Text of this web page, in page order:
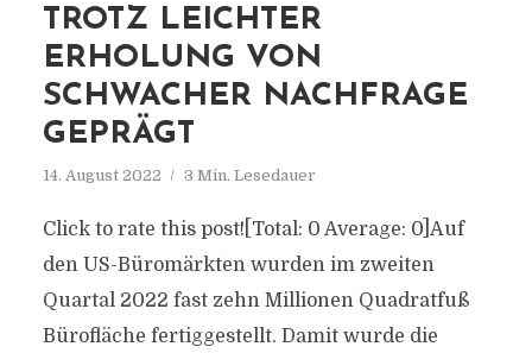
TROTZ LEICHTER
ERHOLUNG VON
SCHWACHER NACHFRAGE
GEPRÄGT
14. August 2022 3 Min. Lesedauer
Click to rate this post![Total: 0 Average: 0]Auf
den US-Büromärkten wurden im zweiten
Quartal 2022 fast zehn Millionen Quadratfuß
Bürofläche fertiggestellt. Damit wurde die